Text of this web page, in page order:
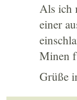
Als ich
einer
Minen
Grüße